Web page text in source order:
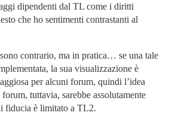
dipendenti dal TL come i diritti
che ho sentimenti contrastanti al
contrario, ma in pratica… se una tale
la sua visualizzazione è
per alcuni forum, quindi l’idea
tuttavia, sarebbe assolutamente
fiducia è limitato a TL2.